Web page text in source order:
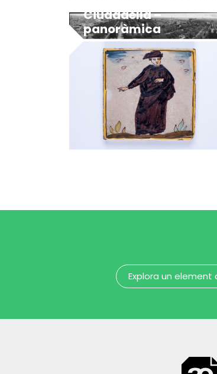
Ciudadella –
panoràmica
Explora un